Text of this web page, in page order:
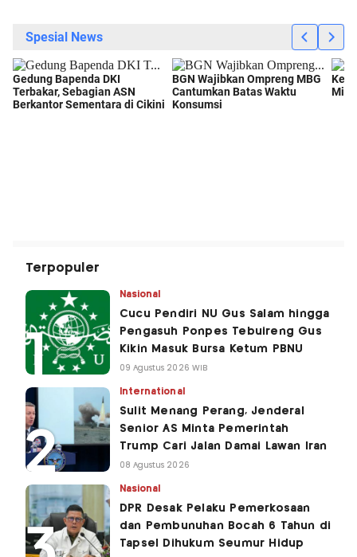
Terpopuler
Nasional
Cucu Pendiri NU Gus Salam hingga
Pengasuh Ponpes Tebuireng Gus
Kikin Masuk Bursa Ketum PBNU
09 Agustus 2026 WIB
International
Sulit Menang Perang, Jenderal
Senior AS Minta Pemerintah
Trump Cari Jalan Damai Lawan Iran
08 Agustus 2026
Nasional
DPR Desak Pelaku Pemerkosaan
dan Pembunuhan Bocah 6 Tahun di
Tapsel Dihukum Seumur Hidup